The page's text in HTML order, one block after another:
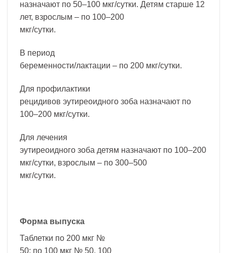
назначают по 50–100 мкг/сутки. Детям старше 12
лет, взрослым – по 100–200
мкг/сутки.
В период
беременности/лактации – по 200 мкг/сутки.
Для профилактики
рецидивов эутиреоидного зоба назначают по
100–200 мкг/сутки.
Для лечения
эутиреоидного зоба детям назначают по 100–200
мкг/сутки, взрослым – по 300–500
мкг/сутки.
Форма выпуска
Таблетки по 200 мкг №
50; по 100 мкг № 50, 100